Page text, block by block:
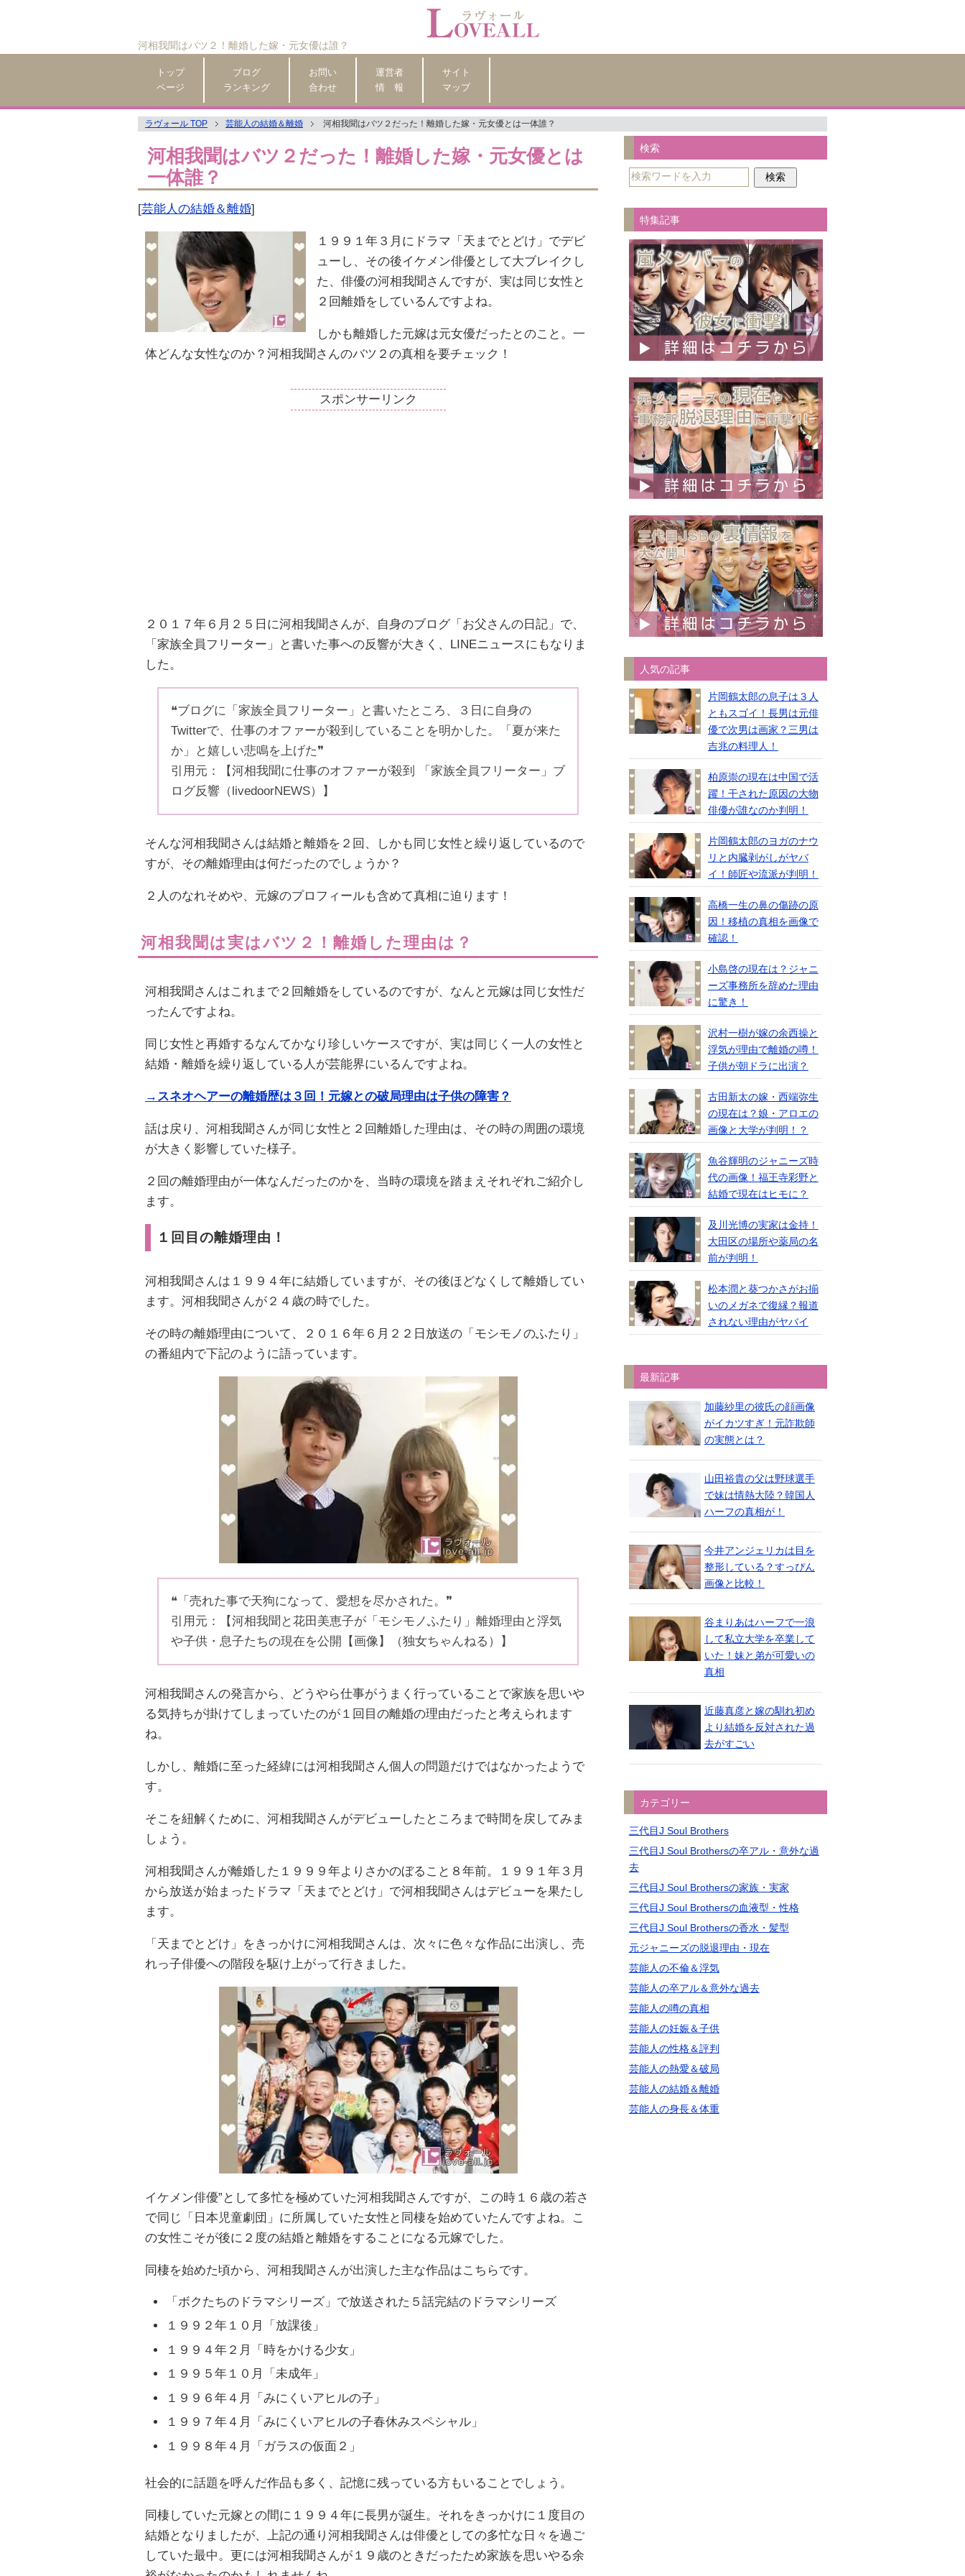
河相我聞はバツ２！離婚した嫁・元女優は誰？
トップ
ページ
ブログ
ランキング
お問い
合わせ
運営者
情 報
サイト
マップ
ラヴォール TOP 芸能人の結婚＆離婚 河相我聞はバツ２だった！離婚した嫁・元女優とは一体誰？
河相我聞はバツ２だった！離婚した嫁・元女優とは
一体誰？
[芸能人の結婚＆離婚]
１９９１年３月にドラマ「天までとどけ」でデビ
ューし、その後イケメン俳優として大ブレイクし
た、俳優の河相我聞さんですが、実は同じ女性と
２回離婚をしているんですよね。
しかも離婚した元嫁は元女優だったとのこと。一
体どんな女性なのか？河相我聞さんのバツ２の真相を要チェック！
スポンサーリンク
２０１７年６月２５日に河相我聞さんが、自身のブログ「お父さんの日記」で、
「家族全員フリーター」と書いた事への反響が大きく、LINEニュースにもなりま
した。
❝ブログに「家族全員フリーター」と書いたところ、３日に自身の
Twitterで、仕事のオファーが殺到していることを明かした。「夏が来た
か」と嬉しい悲鳴を上げた❞
引用元：【河相我聞に仕事のオファーが殺到 「家族全員フリーター」ブ
ログ反響（livedoorNEWS）】
そんな河相我聞さんは結婚と離婚を２回、しかも同じ女性と繰り返しているので
すが、その離婚理由は何だったのでしょうか？
２人のなれそめや、元嫁のプロフィールも含めて真相に迫ります！
河相我聞は実はバツ２！離婚した理由は？
河相我聞さんはこれまで２回離婚をしているのですが、なんと元嫁は同じ女性だ
ったんですよね。
同じ女性と再婚するなんてかなり珍しいケースですが、実は同じく一人の女性と
結婚・離婚を繰り返している人が芸能界にいるんですよね。
→スネオヘアーの離婚歴は３回！元嫁との破局理由は子供の障害？
話は戻り、河相我聞さんが同じ女性と２回離婚した理由は、その時の周囲の環境
が大きく影響していた様子。
２回の離婚理由が一体なんだったのかを、当時の環境を踏まえそれぞれご紹介し
ます。
１回目の離婚理由！
河相我聞さんは１９９４年に結婚していますが、その後ほどなくして離婚してい
ます。河相我聞さんが２４歳の時でした。
その時の離婚理由について、２０１６年６月２２日放送の「モシモノのふたり」
の番組内で下記のように語っています。
❝「売れた事で天狗になって、愛想を尽かされた。❞
引用元：【河相我聞と花田美恵子が「モシモノふたり」離婚理由と浮気
や子供・息子たちの現在を公開【画像】（独女ちゃんねる）】
河相我聞さんの発言から、どうやら仕事がうまく行っていることで家族を思いや
る気持ちが掛けてしまっていたのが１回目の離婚の理由だったと考えられます
ね。
しかし、離婚に至った経緯には河相我聞さん個人の問題だけではなかったようで
す。
そこを紐解くために、河相我聞さんがデビューしたところまで時間を戻してみま
しょう。
河相我聞さんが離婚した１９９９年よりさかのぼること８年前。１９９１年３月
から放送が始まったドラマ「天までとどけ」で河相我聞さんはデビューを果たし
ます。
「天までとどけ」をきっかけに河相我聞さんは、次々に色々な作品に出演し、売
れっ子俳優への階段を駆け上がって行きました。
イケメン俳優”として多忙を極めていた河相我聞さんですが、この時１６歳の若さ
で同じ「日本児童劇団」に所属していた女性と同棲を始めていたんですよね。こ
の女性こそが後に２度の結婚と離婚をすることになる元嫁でした。
同棲を始めた頃から、河相我聞さんが出演した主な作品はこちらです。
「ボクたちのドラマシリーズ」で放送された５話完結のドラマシリーズ
１９９２年１０月「放課後」
１９９４年２月「時をかける少女」
１９９５年１０月「未成年」
１９９６年４月「みにくいアヒルの子」
１９９７年４月「みにくいアヒルの子春休みスペシャル」
１９９８年４月「ガラスの仮面２」
社会的に話題を呼んだ作品も多く、記憶に残っている方もいることでしょう。
同棲していた元嫁との間に１９９４年に長男が誕生。それをきっかけに１度目の
結婚となりましたが、上記の通り河相我聞さんは俳優としての多忙な日々を過ご
していた最中。更には河相我聞さんが１９歳のときだったため家族を思いやる余
検索
特集記事
人気の記事
片岡鶴太郎の息子は３人
ともスゴイ！長男は元俳
優で次男は画家？三男は
吉兆の料理人！
柏原崇の現在は中国で活
躍！干された原因の大物
俳優が誰なのか判明！
片岡鶴太郎のヨガのナウ
リと内臓剥がしがヤバ
イ！師匠や流派が判明！
高橋一生の鼻の傷跡の原
因！移植の真相を画像で
確認！
小島啓の現在は？ジャニ
ーズ事務所を辞めた理由
に驚き！
沢村一樹が嫁の余西操と
浮気が理由で離婚の噂！
子供が朝ドラに出演？
古田新太の嫁・西端弥生
の現在は？娘・アロエの
画像と大学が判明！？
魚谷輝明のジャニーズ時
代の画像！福王寺彩野と
結婚で現在はヒモに？
及川光博の実家は金持！
大田区の場所や薬局の名
前が判明！
松本潤と葵つかさがお揃
いのメガネで復縁？報道
されない理由がヤバイ
最新記事
加藤紗里の彼氏の顔画像
がイカツすぎ！元詐欺師
の実態とは？
山田裕貴の父は野球選手
で妹は情熱大陸？韓国人
ハーフの真相が！
今井アンジェリカは目を
整形している？すっぴん
画像と比較！
谷まりあはハーフで一浪
して私立大学を卒業して
いた！妹と弟が可愛いの
真相
近藤真彦と嫁の馴れ初め
より結婚を反対された過
去がすごい
カテゴリー
三代目J Soul Brothers
三代目J Soul Brothersの卒アル・意外な過
去
三代目J Soul Brothersの家族・実家
三代目J Soul Brothersの血液型・性格
三代目J Soul Brothersの香水・髪型
元ジャニーズの脱退理由・現在
芸能人の不倫＆浮気
芸能人の卒アル＆意外な過去
芸能人の噂の真相
芸能人の妊娠＆子供
芸能人の性格＆評判
芸能人の熱愛＆破局
芸能人の結婚＆離婚
芸能人の身長＆体重